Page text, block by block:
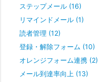
ステップメール (16)
リマインドメール (1)
読者管理 (12)
登録・解除フォーム (10)
オレンジフォーム連携 (2)
メール到達率向上 (13)